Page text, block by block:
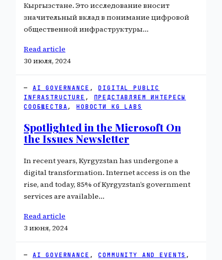
Кыргызстане. Это исследование вносит
значительный вклад в понимание цифровой
общественной инфраструктуры…
Read article
30 июля, 2024
AI GOVERNANCE , DIGITAL PUBLIC
INFRASTRUCTURE , ПРЕДСТАВЛЯЕМ ИНТЕРЕСЫ
СООБЩЕСТВА , НОВОСТИ KG LABS
Spotlighted in the Microsoft On
the Issues Newsletter
In recent years, Kyrgyzstan has undergone a
digital transformation. Internet access is on the
rise, and today, 85% of Kyrgyzstan’s government
services are available…
Read article
3 июня, 2024
AI GOVERNANCE , COMMUNITY AND EVENTS